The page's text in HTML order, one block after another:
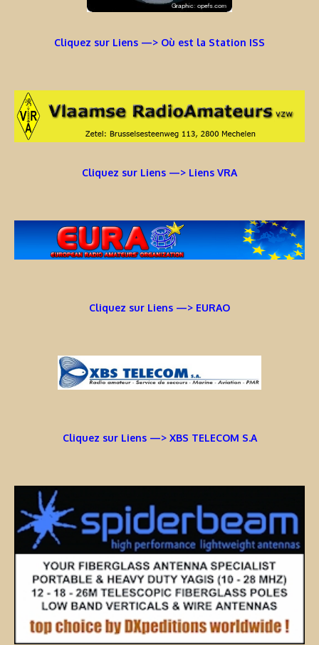
Cliquez sur Liens —> Où est la Station ISS
Cliquez sur Liens —> Liens VRA
Cliquez sur Liens —> EURAO
Cliquez sur Liens —> XBS TELECOM S.A